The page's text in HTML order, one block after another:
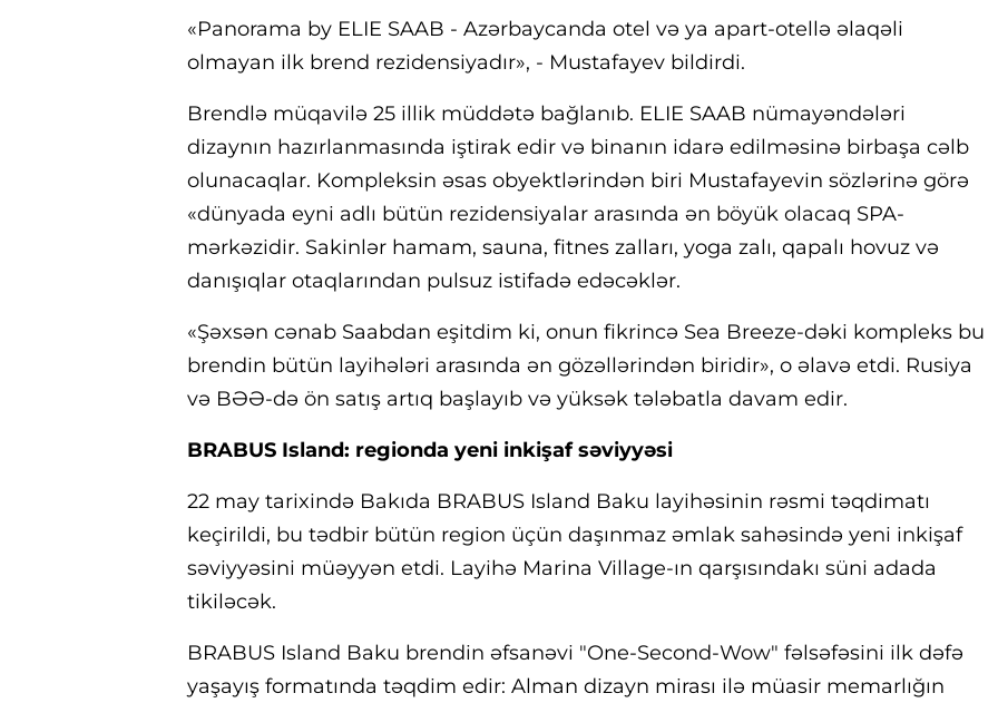
«Panorama by ELIE SAAB - Azərbaycanda otel və ya apart-otellə əlaqəli
olmayan ilk brend rezidensiyadır», - Mustafayev bildirdi.
Brendlə müqavilə 25 illik müddətə bağlanıb. ELIE SAAB nümayəndələri
dizaynın hazırlanmasında iştirak edir və binanın idarə edilməsinə birbaşa cəlb
olunacaqlar. Kompleksin əsas obyektlərindən biri Mustafayevin sözlərinə görə
«dünyada eyni adlı bütün rezidensiyalar arasında ən böyük olacaq SPA-
mərkəzidir. Sakinlər hamam, sauna, fitnes zalları, yoga zalı, qapalı hovuz və
danışıqlar otaqlarından pulsuz istifadə edəcəklər.
«Şəxsən cənab Saabdan eşitdim ki, onun fikrincə Sea Breeze-dəki kompleks bu
brendin bütün layihələri arasında ən gözəllərindən biridir», o əlavə etdi. Rusiya
və BƏƏ-də ön satış artıq başlayıb və yüksək tələbatla davam edir.
BRABUS Island: regionda yeni inkişaf səviyyəsi
22 may tarixində Bakıda BRABUS Island Baku layihəsinin rəsmi təqdimatı
keçirildi, bu tədbir bütün region üçün daşınmaz əmlak sahəsində yeni inkişaf
səviyyəsini müəyyən etdi. Layihə Marina Village-ın qarşısındakı süni adada
tikiləcək.
BRABUS Island Baku brendin əfsanəvi "One-Second-Wow" fəlsəfəsini ilk dəfə
yaşayış formatında təqdim edir: Alman dizayn mirası ilə müasir memarlığın